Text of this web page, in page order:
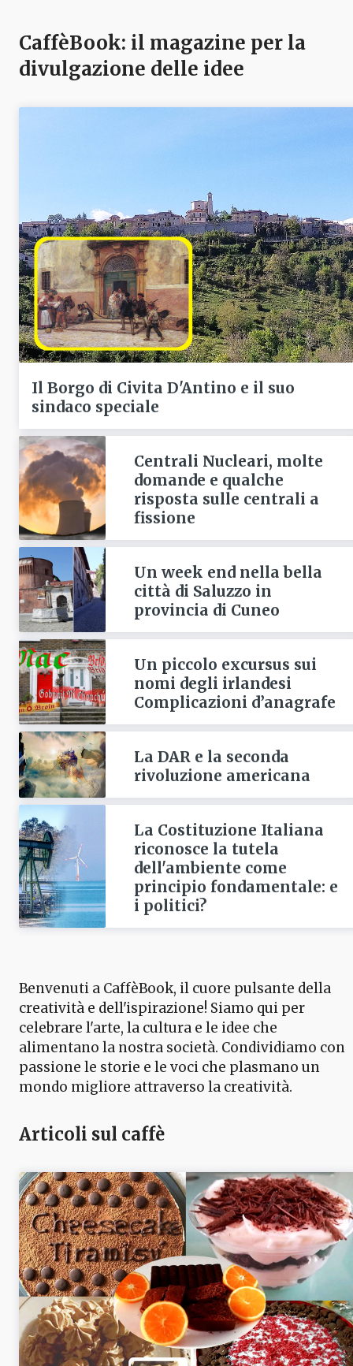
CaffèBook: il magazine per la
divulgazione delle idee
Il Borgo di Civita D'Antino e il suo
sindaco speciale
Centrali Nucleari, molte
domande e qualche
risposta sulle centrali a
fissione
Un week end nella bella
città di Saluzzo in
provincia di Cuneo
Un piccolo excursus sui
nomi degli irlandesi
Complicazioni d’anagrafe
La DAR e la seconda
rivoluzione americana
La Costituzione Italiana
riconosce la tutela
dell'ambiente come
principio fondamentale: e
i politici?
Benvenuti a CaffèBook, il cuore pulsante della
creatività e dell'ispirazione! Siamo qui per
celebrare l'arte, la cultura e le idee che
alimentano la nostra società. Condividiamo con
passione le storie e le voci che plasmano un
mondo migliore attraverso la creatività.
Articoli sul caffè